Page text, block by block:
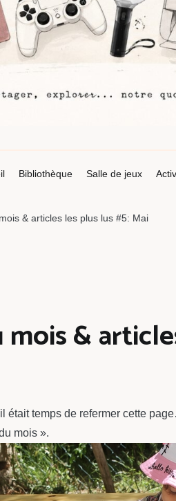
Bibliothèque Salle de jeux
& articles les plus lus #5: Mai
&
était temps de refermer cette
mois ».